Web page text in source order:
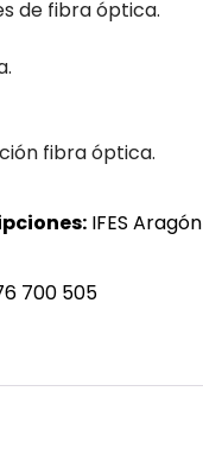
de fibra óptica.
fibra óptica.
IFES Aragón
700 505